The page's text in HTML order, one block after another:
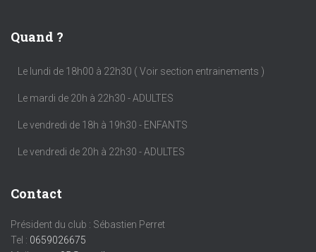
Quand ?
Le lundi de 18h00 à 22h30 ( Voir section entrainements )
Le mardi de 20h à 22h30 - ADULTES
Le vendredi de 18h à 19h30 - ENFANTS
Le vendredi de 20h à 22h30 - ADULTES
Contact
Président du club : Sébastien Perret
Tel : 0659026675